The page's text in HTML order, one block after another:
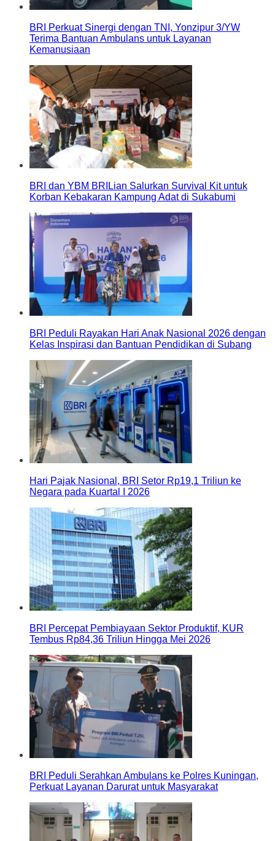
BRI Perkuat Sinergi dengan TNI, Yonzipur 3/YW
Terima Bantuan Ambulans untuk Layanan
Kemanusiaan
BRI dan YBM BRILian Salurkan Survival Kit untuk
Korban Kebakaran Kampung Adat di Sukabumi
BRI Peduli Rayakan Hari Anak Nasional 2026 dengan
Kelas Inspirasi dan Bantuan Pendidikan di Subang
Hari Pajak Nasional, BRI Setor Rp19,1 Triliun ke
Negara pada Kuartal I 2026
BRI Percepat Pembiayaan Sektor Produktif, KUR
Tembus Rp84,36 Triliun Hingga Mei 2026
BRI Peduli Serahkan Ambulans ke Polres Kuningan,
Perkuat Layanan Darurat untuk Masyarakat